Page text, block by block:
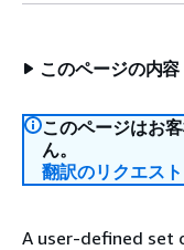
このページの内容
このページはお
ん。
翻訳のリクエスト
A user-defined set